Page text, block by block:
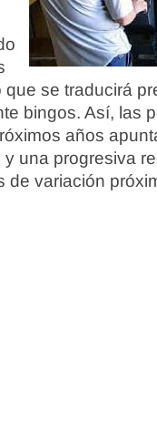
se traducirá
bingos. Así, las
años
una progresiva
de variación